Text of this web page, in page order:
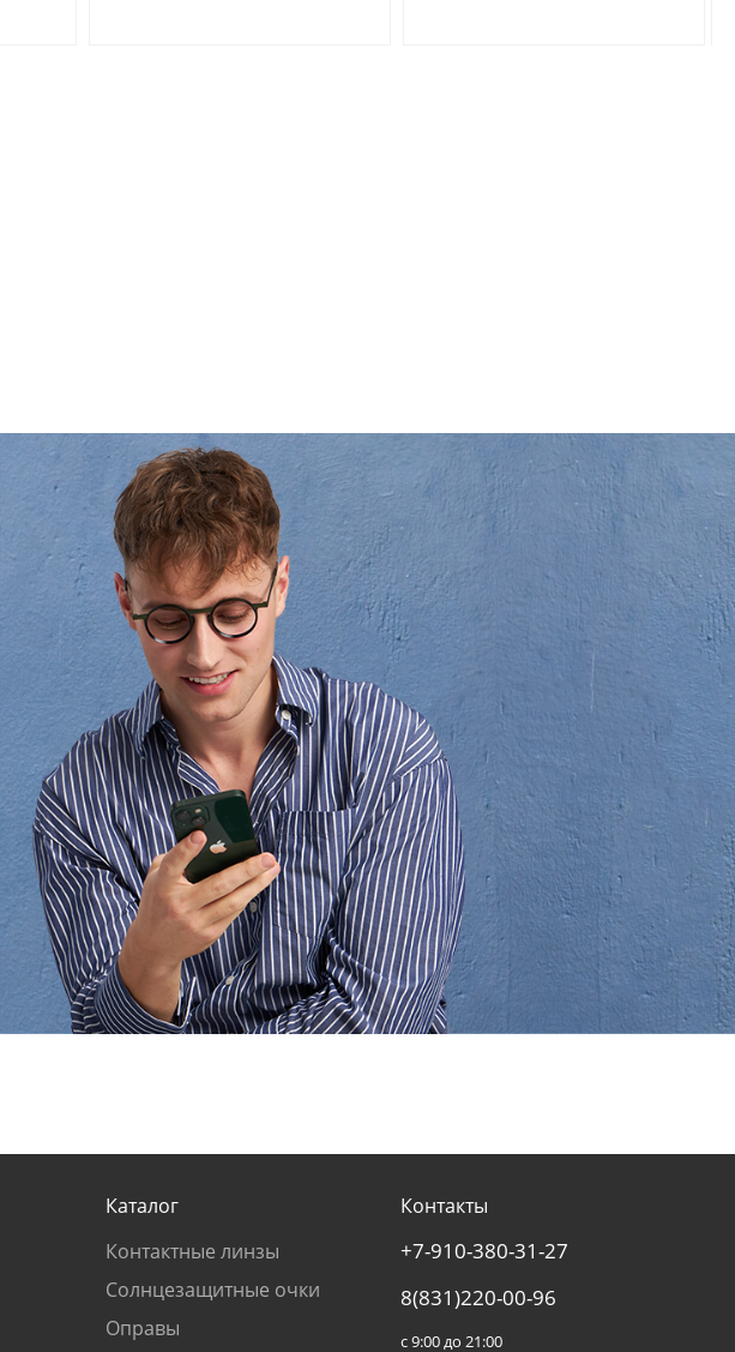
Каталог
Контактные линзы
Солнцезащитные очки
Оправы
Контакты
+7-910-380-31-27
8(831)220-00-96
с 9:00 до 21:00